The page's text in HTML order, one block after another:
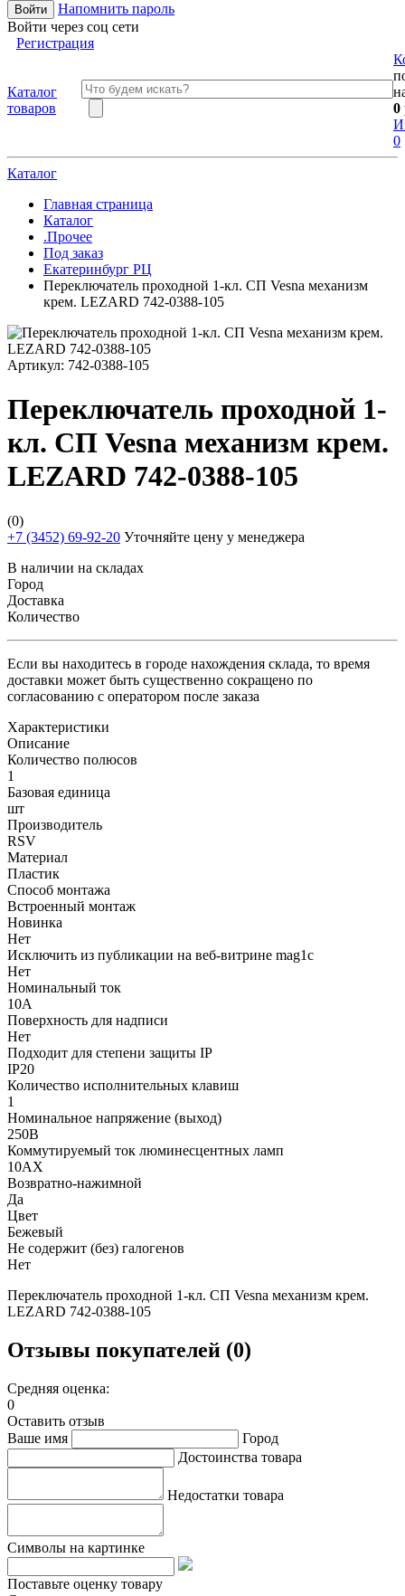
Напомнить пароль
Войти через соц сети
Регистрация
Каталог
товаров
0
0
Каталог
Главная страница
Каталог
.Прочее
Под заказ
Екатеринбург РЦ
Переключатель проходной 1-кл. СП Vesna механизм
крем. LEZARD 742-0388-105
Артикул: 742-0388-105
Переключатель проходной 1-
кл. СП Vesna механизм крем.
LEZARD 742-0388-105
(0)
+7 (3452) 69-92-20 Уточняйте цену у менеджера
В наличии на складах
Город
Доставка
Количество
Если вы находитесь в городе нахождения склада, то время
доставки может быть существенно сокращено по
согласованию с оператором после заказа
Характеристики
Описание
Количество полюсов
1
Базовая единица
шт
Производитель
RSV
Материал
Пластик
Способ монтажа
Встроенный монтаж
Новинка
Нет
Исключить из публикации на веб-витрине mag1c
Нет
Номинальный ток
10А
Поверхность для надписи
Нет
Подходит для степени защиты IP
IP20
Количество исполнительных клавиш
1
Номинальное напряжение (выход)
250В
Коммутируемый ток люминесцентных ламп
10AX
Возвратно-нажимной
Да
Цвет
Бежевый
Не содержит (без) галогенов
Нет
Переключатель проходной 1-кл. СП Vesna механизм крем.
LEZARD 742-0388-105
Отзывы покупателей (0)
Средняя оценка:
0
Оставить отзыв
Ваше имя
Город
Достоинства товара
Недостатки товара
Символы на картинке
Поставьте оценку товару